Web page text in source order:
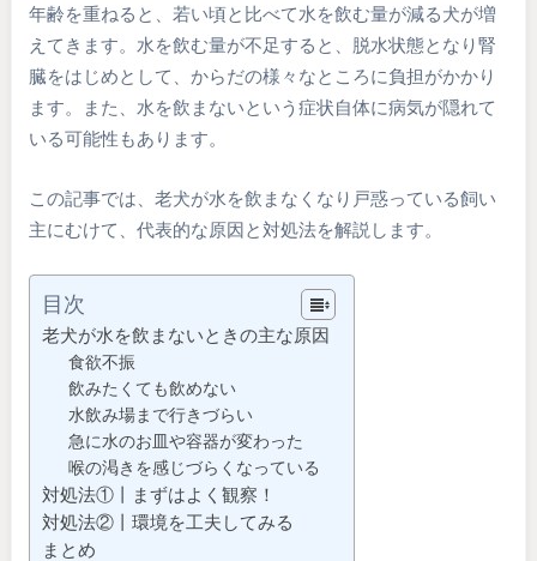
年齢を重ねると、若い頃と比べて水を飲む量が減る犬が増
えてきます。水を飲む量が不足すると、脱水状態となり腎
臓をはじめとして、からだの様々なところに負担がかかり
ます。また、水を飲まないという症状自体に病気が隠れて
いる可能性もあります。
この記事では、老犬が水を飲まなくなり戸惑っている飼い
主にむけて、代表的な原因と対処法を解説します。
目次
老犬が水を飲まないときの主な原因
食欲不振
飲みたくても飲めない
水飲み場まで行きづらい
急に水のお皿や容器が変わった
喉の渇きを感じづらくなっている
対処法①丨まずはよく観察！
対処法②丨環境を工夫してみる
まとめ